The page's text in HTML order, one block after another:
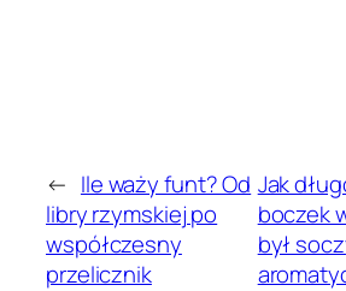
← Ile waży funt? Od
libry rzymskiej po
współczesny
przelicznik
Jak
boczek
był